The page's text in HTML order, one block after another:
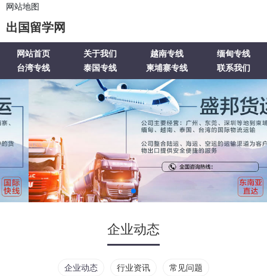
网站地图
出国留学网
网站首页 关于我们 越南专线
缅甸专线
台湾专线
泰国专线 柬埔寨专线 联系我们
企业动态
企业动态 行业资讯 常见问题